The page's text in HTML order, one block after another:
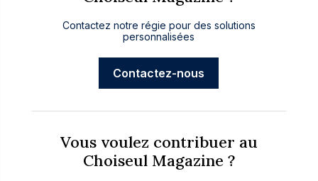
Contactez notre régie pour des solutions
personnalisées
Contactez-nous
Vous voulez contribuer au
Choiseul Magazine ?